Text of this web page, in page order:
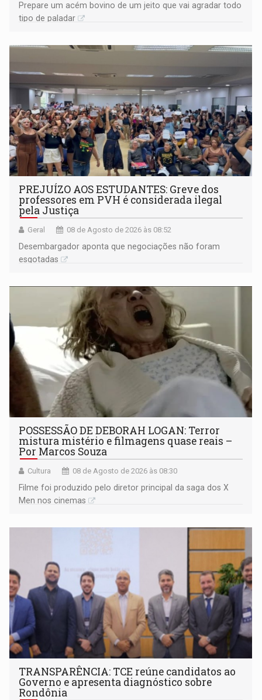
Prepare um acém bovino de um jeito que vai agradar todo
tipo de paladar
PREJUÍZO AOS ESTUDANTES: Greve dos
professores em PVH é considerada ilegal
pela Justiça
Geral 08 de Agosto de 2026 às 08:52
Desembargador aponta que negociações não foram
esgotadas
POSSESSÃO DE DEBORAH LOGAN: Terror
mistura mistério e filmagens quase reais –
Por Marcos Souza
Cultura 08 de Agosto de 2026 às 08:30
Filme foi produzido pelo diretor principal da saga dos X
Men nos cinemas
TRANSPARÊNCIA: TCE reúne candidatos ao
Governo e apresenta diagnóstico sobre
Rondônia